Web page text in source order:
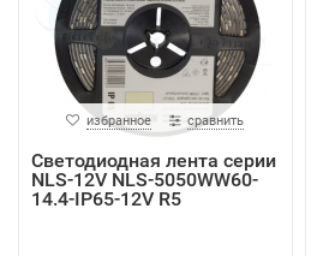
избранное сравнить
Светодиодная лента серии
NLS-12V NLS-5050WW60-
14.4-IP65-12V R5